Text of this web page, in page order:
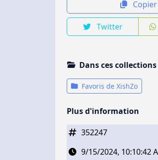
Copier
Twitter
Dans ces collections
Favoris de XishZo
Plus d'information
352247
9/15/2024, 10:10:42